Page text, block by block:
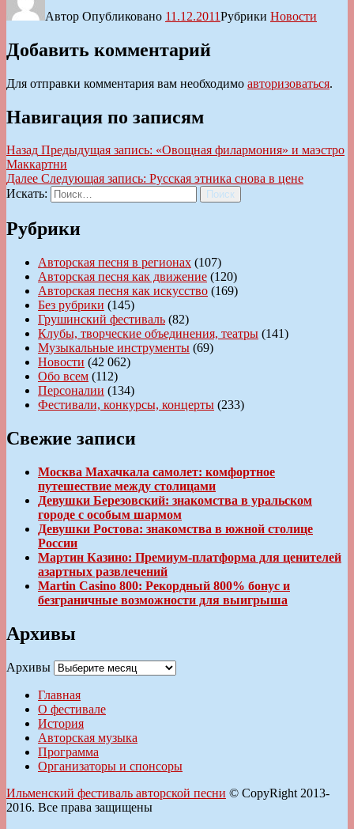
Автор Опубликовано 11.12.2011Рубрики Новости
Добавить комментарий
Для отправки комментария вам необходимо авторизоваться.
Навигация по записям
Назад Предыдущая запись: «Овощная филармония» и маэстро
Маккартни
Далее Следующая запись: Русская этника снова в цене
Искать:
Поиск
Рубрики
Авторская песня в регионах (107)
Авторская песня как движение (120)
Авторская песня как искусство (169)
Без рубрики (145)
Грушинский фестиваль (82)
Клубы, творческие объединения, театры (141)
Музыкальные инструменты (69)
Новости (42 062)
Обо всем (112)
Персоналии (134)
Фестивали, конкурсы, концерты (233)
Свежие записи
Москва Махачкала самолет: комфортное
путешествие между столицами
Девушки Березовский: знакомства в уральском
городе с особым шармом
Девушки Ростова: знакомства в южной столице
России
Мартин Казино: Премиум-платформа для ценителей
азартных развлечений
Martin Casino 800: Рекордный 800% бонус и
безграничные возможности для выигрыша
Архивы
Архивы
Главная
О фестивале
История
Авторская музыка
Программа
Организаторы и спонсоры
Ильменский фестиваль авторской песни © CopyRight 2013-
2016. Все права защищены